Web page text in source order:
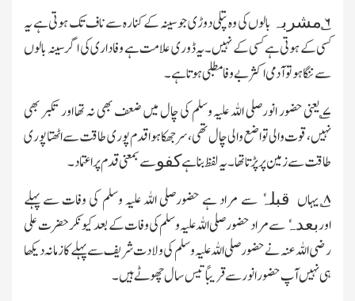
۶؎مشربہ بالوں کی وہ پتلی دوڑی جو سینہ کے کنارہ سے ناف تک ہوتی ہے یہ
کسی کے ہوتی ہے کسی کے نہیں۔یہ ڈوری علامت ہے وفاداری کی اگر سینہ بالوں
سے ننگا ہو تو آدمی اکثر بے وفا مطلبی ہوتا ہے۔
۷؎ یعنی حضور انورصلی اللہ علیہ وسلم کی چال میں ضعف بھی نہ تھا اور تکبر بھی
نہیں،قوت والی تواضع والی چال تھی،سرجھکا ہوا قدم پوری طاقت سے اٹھتا پوری
طاقت سے زمین پر پڑتا تھا۔یہ لفظ بنا ہےکفوسے بمعنی قدم پر اعتماد۔
۸؎ یہاں قبلہٗ سے مراد ہے حضورصلی اللہ علیہ وسلم کی وفات سے پہلے
اوربعدہٗسے مراد حضورصلی اللہ علیہ وسلم کی وفات کے بعد کیونکر حضرت علی
رضی اللہ عنہ نے حضور صلی اللہ علیہ وسلم کی ولادت شریف سے پہلے کا زمانہ دیکھا
ہی نہیں آپ حضور انور سے قریبًا تیس سال چھوٹے ہیں۔